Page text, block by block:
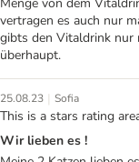
vertragen es auch nur
gibts den Vitaldrink nur
überhaupt.
25.08.23 | Sofia
This is a stars rating
Wir lieben es !